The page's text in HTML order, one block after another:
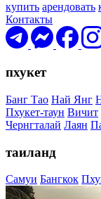
купить арендовать
Контакты
пхукет
Банг Тао Най Янг
Пхукет-таун Вичит
Чернгталай Лаян
таиланд
Самуи Бангкок